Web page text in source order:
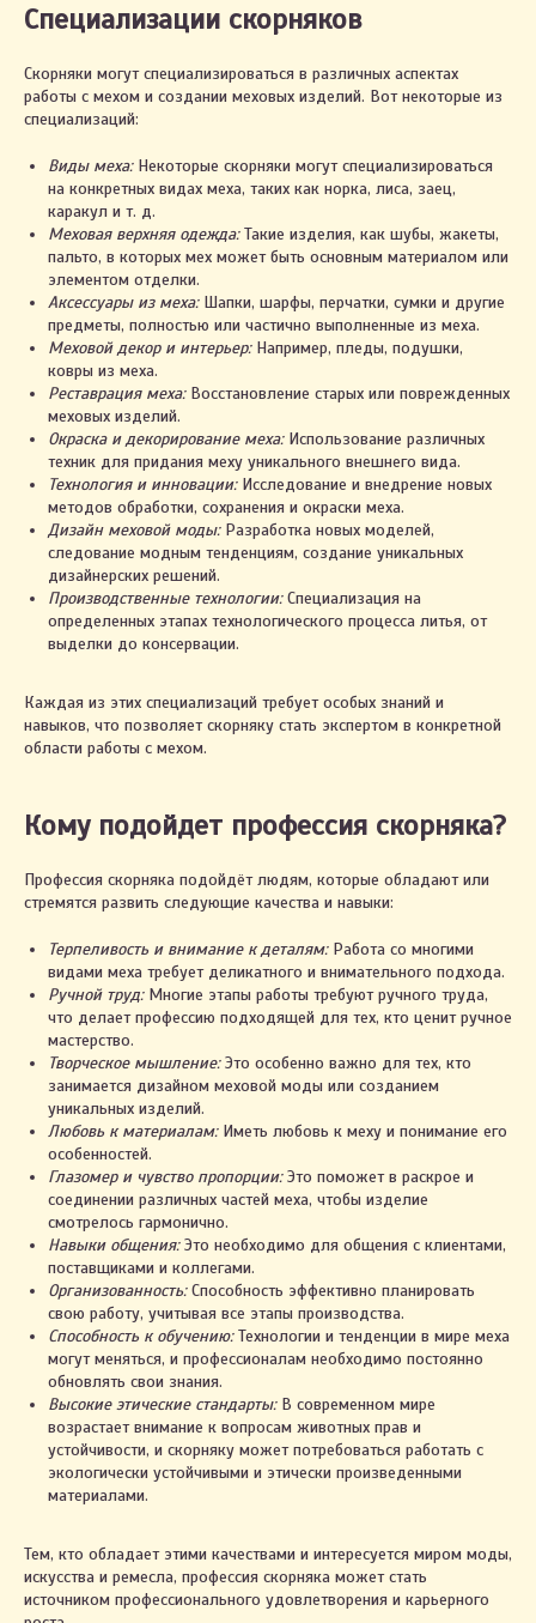
Специализации скорняков
Скорняки могут специализироваться в различных аспектах
работы с мехом и создании меховых изделий. Вот некоторые из
специализаций:
Виды меха:Некоторые скорняки могут специализироваться
на конкретных видах меха, таких как норка, лиса, заец,
каракул и т. д.
Меховая верхняя одежда:Такие изделия, как шубы, жакеты,
пальто, в которых мех может быть основным материалом или
элементом отделки.
Аксессуары из меха:Шапки, шарфы, перчатки, сумки и другие
предметы, полностью или частично выполненные из меха.
Меховой декор и интерьер:Например, пледы, подушки,
ковры из меха.
Реставрация меха:Восстановление старых или поврежденных
меховых изделий.
Окраска и декорирование меха:Использование различных
техник для придания меху уникального внешнего вида.
Технология и инновации:Исследование и внедрение новых
методов обработки, сохранения и окраски меха.
Дизайн меховой моды:Разработка новых моделей,
следование модным тенденциям, создание уникальных
дизайнерских решений.
Производственные технологии:Специализация на
определенных этапах технологического процесса литья, от
выделки до консервации.
Каждая из этих специализаций требует особых знаний и
навыков, что позволяет скорняку стать экспертом в конкретной
области работы с мехом.
Кому подойдет профессия скорняка?
Профессия скорняка подойдёт людям, которые обладают или
стремятся развить следующие качества и навыки:
Терпеливость и внимание к деталям:Работа со многими
видами меха требует деликатного и внимательного подхода.
Ручной труд:Многие этапы работы требуют ручного труда,
что делает профессию подходящей для тех, кто ценит ручное
мастерство.
Творческое мышление:Это особенно важно для тех, кто
занимается дизайном меховой моды или созданием
уникальных изделий.
Любовь к материалам:Иметь любовь к меху и понимание его
особенностей.
Глазомер и чувство пропорции:Это поможет в раскрое и
соединении различных частей меха, чтобы изделие
смотрелось гармонично.
Навыки общения:Это необходимо для общения с клиентами,
поставщиками и коллегами.
Организованность:Способность эффективно планировать
свою работу, учитывая все этапы производства.
Способность к обучению:Технологии и тенденции в мире меха
могут меняться, и профессионалам необходимо постоянно
обновлять свои знания.
Высокие этические стандарты:В современном мире
возрастает внимание к вопросам животных прав и
устойчивости, и скорняку может потребоваться работать с
экологически устойчивыми и этически произведенными
материалами.
Тем, кто обладает этими качествами и интересуется миром моды,
искусства и ремесла, профессия скорняка может стать
источником профессионального удовлетворения и карьерного